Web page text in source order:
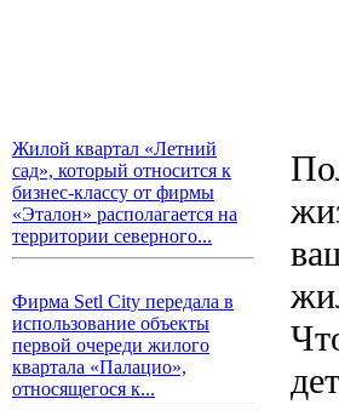
Жилой квартал «Летний
сад», который относится к
бизнес-классу от фирмы
«Эталон» располагается на
территории северного...
Фирма Setl City передала в
использование объекты
первой очереди жилого
квартала «Палацио»,
относящегося к...